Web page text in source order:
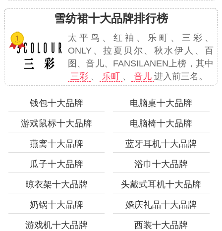
雪纺裙十大品牌排行榜
太平鸟、红袖、乐町、三彩、
ONLY、拉夏贝尔、秋水伊人、百
图、音儿、FANSILANEN上榜，其中
三彩 、 乐町 、 音儿 进入前三名。
钱包十大品牌 电脑桌十大品牌
游戏鼠标十大品牌 电脑椅十大品牌
燕窝十大品牌 蓝牙耳机十大品牌
瓜子十大品牌 浴巾十大品牌
晾衣架十大品牌 头戴式耳机十大品牌
奶锅十大品牌 婚庆礼品十大品牌
游戏机十大品牌 西装十大品牌